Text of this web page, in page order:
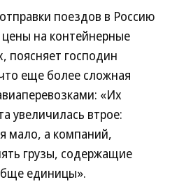
поездов в Россию
на контейнерные
поясняет господин
еще более сложная
«Их
увеличилась втрое:
мало, а компаний,
грузы, содержащие
единицы».